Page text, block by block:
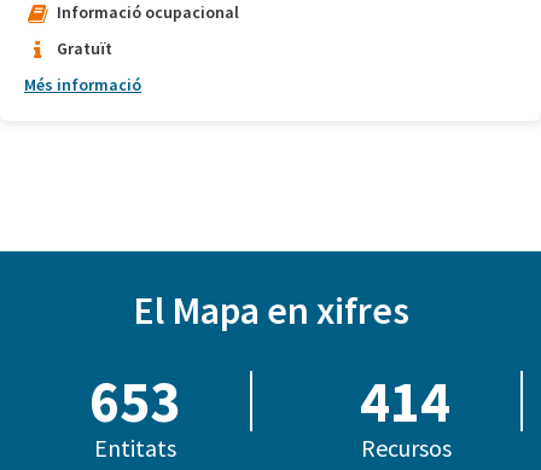
Informació ocupacional
Gratuït
Més informació
El Mapa en xifres
685
Entitats
414
Recursos